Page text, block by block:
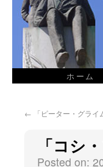
ホーム
← 「ピーター・グライ
「コシ
Posted on: